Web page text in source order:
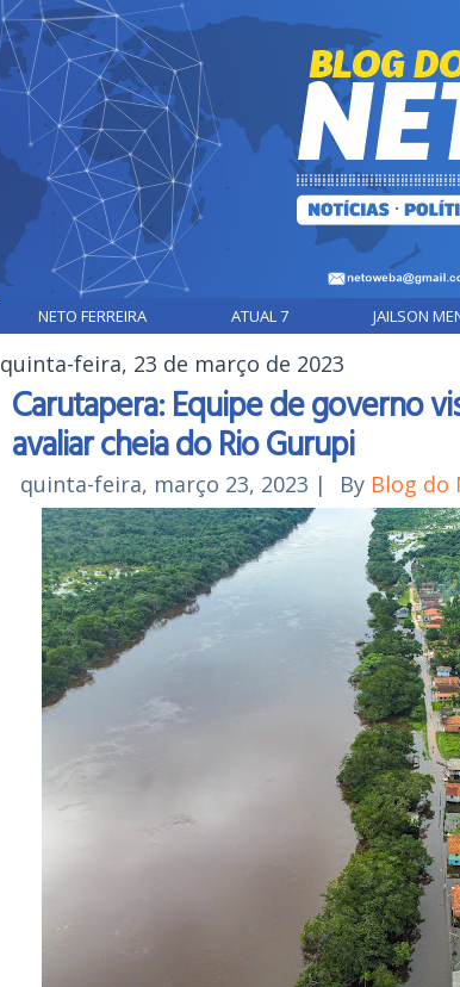
NETO FERREIRA ATUAL 7 JAILSON
quinta-feira, 23 de março de 2023
Carutapera: Equipe de governo
avaliar cheia do Rio Gurupi
quinta-feira, março 23, 2023 | By Blog do